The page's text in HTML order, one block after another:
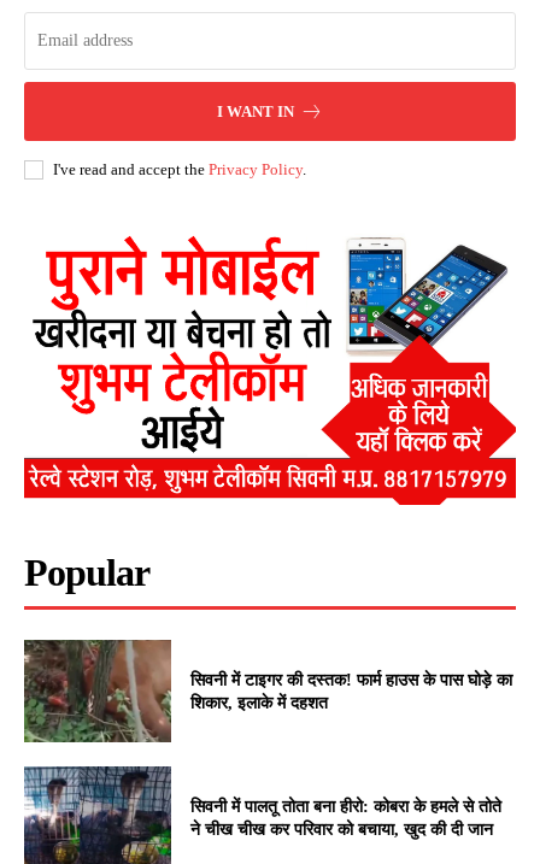
I WANT IN
I've read and accept the Privacy Policy.
Popular
सिवनी में टाइगर की दस्तक! फार्म हाउस के पास घोड़े का
शिकार, इलाके में दहशत
सिवनी में पालतू तोता बना हीरो: कोबरा के हमले से तोते
ने चीख चीख कर परिवार को बचाया, खुद की दी जान